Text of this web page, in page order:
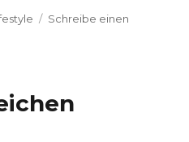
Schreibe einen